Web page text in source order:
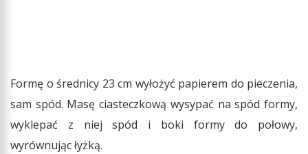
Formę o średnicy 23 cm wyłożyć papierem do pieczenia,
sam spód. Masę ciasteczkową wysypać na spód formy,
wyklepać z niej spód i boki formy do połowy,
wyrównując łyżką.